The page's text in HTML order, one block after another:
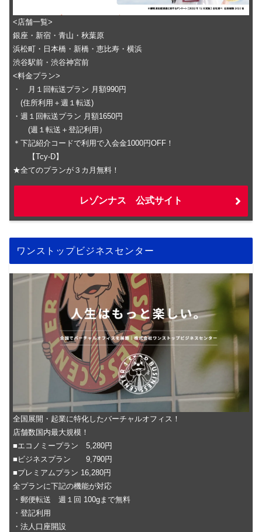
<店舗一覧>
銀座・新宿・青山・秋葉原
浜松町・日本橋・新橋・恵比寿・横浜
渋谷駅前・渋谷神宮前
<料金プラン>
・ 月１回転送プラン 月額990円
(住所利用＋週１転送)
・週１回転送プラン 月額1650円
(週１転送＋登記利用）
＊下記紹介コードで利用で入会金1000円OFF！
【Tcy-D】
★全てのプランが３カ月無料！
レゾンナス 公式サイト
ワンストップビジネスセンター
全国展開・起業に特化したバーチャルオフィス！
店舗数国内最大規模！
■エコノミープラン 5,280円
■ビジネスプラン 9,790円
■プレミアムプラン 16,280円
全プランに下記の機能が対応
・郵便転送 週１回 100gまで無料
・登記利用
・法人口座開設